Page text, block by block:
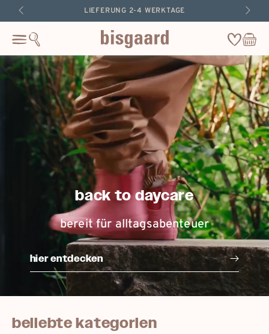
LIEFERUNG 2-4 WERKTAGE
Wishlist
Cart
back to daycare
bereit für alltagsabenteuer
hier entdecken
beliebte kategorien